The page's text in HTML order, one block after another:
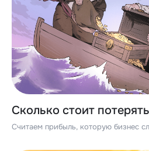
Сколько стоит
Считаем прибыль, которую бизнес